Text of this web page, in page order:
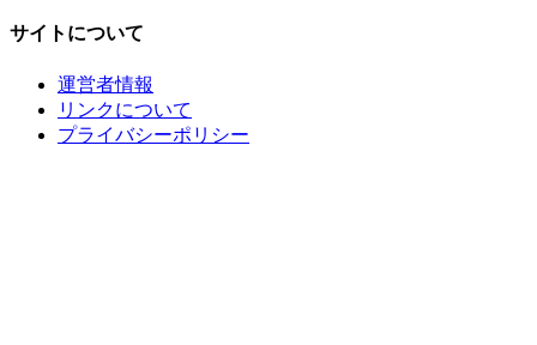
サイトについて
運営者情報
リンクについて
プライバシーポリシー